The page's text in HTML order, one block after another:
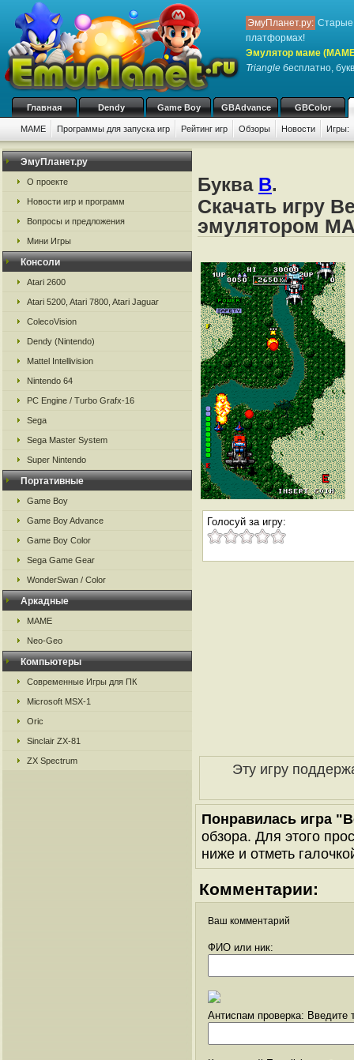
ЭмуПланет.ру: Старые
платформах!
Эмулятор маме
Triangle бесплатно,
Главная Dendy Game Boy GBAdvance GBColor
MAME Программы для запуска игр Рейтинг игр Обзоры Новости Игры:
ЭмуПланет.ру
О проекте
Новости игр и программ
Вопросы и предложения
Мини Игры
Консоли
Atari 2600
Atari 5200, Atari 7800, Atari Jaguar
ColecoVision
Dendy (Nintendo)
Mattel Intellivision
Nintendo 64
PC Engine / Turbo Grafx-16
Sega
Sega Master System
Super Nintendo
Портативные
Game Boy
Game Boy Advance
Game Boy Color
Sega Game Gear
WonderSwan / Color
Аркадные
MAME
Neo-Geo
Компьютеры
Современные Игры для ПК
Microsoft MSX-1
Oric
Sinclair ZX-81
ZX Spectrum
Буква B.
Скачать игру
эмулятором
Голосуй за игру:
Эту игру
Понравилась игра
обзора. Для этого
ниже и отметь
Комментарии:
Ваш комментарий
ФИО или ник:
Антиспам проверка: Введите